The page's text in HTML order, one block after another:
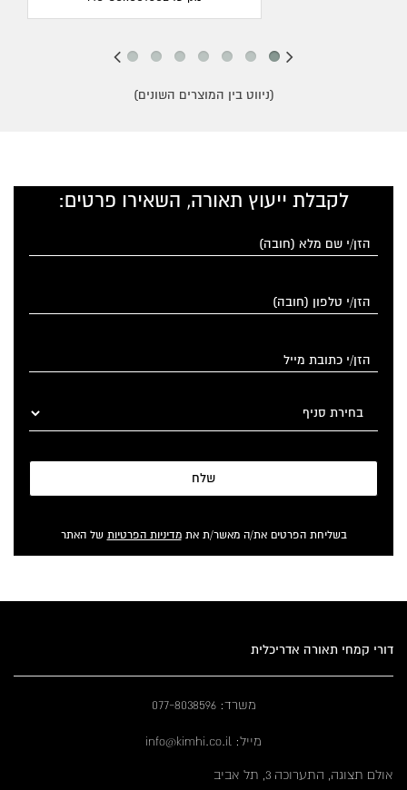
(ניווט בין המוצרים השונים)
לקבלת ייעוץ תאורה, השאירו פרטים:
שלח
בשליחת הפרטים את/ה מאשר/ת אתמדיניות הפרטיות של האתר
דורי קמחי תאורה אדריכלית
משרד: 077-8038596
מייל: info@kimhi.co.il
אולם תצוגה, התערוכה 3, תל אביב